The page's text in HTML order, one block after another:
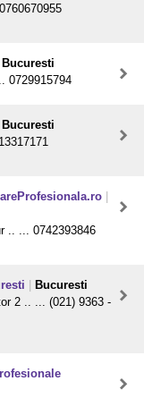
Bucuresti
0729915794
Bucuresti
.. ... 0742393846
Bucuresti
2 .. ... (021) 9363 -